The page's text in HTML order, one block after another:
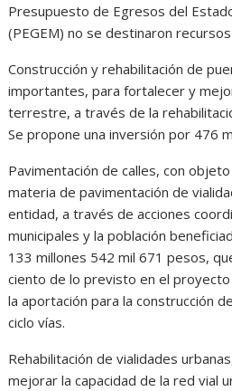
Presupuesto de Egresos del
(PEGEM) no se destinaron
Construcción y rehabilitación de
importantes, para fortalecer y
terrestre, a través de la
Se propone una inversión por 476
Pavimentación de calles, con
materia de pavimentación de
entidad, a través de acciones
municipales y la población
133 millones 542 mil 671 pesos,
ciento de lo previsto en el proyecto
la aportación para la construcción
ciclo vías.
Rehabilitación de vialidades
mejorar la capacidad de la red vial